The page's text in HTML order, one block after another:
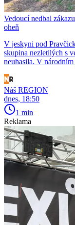
Vedoucí nedbal
oheň
V jeskyni pod
skupina nezletilých s
neuhasila. V
Náš REGION
dnes, 18:50
1 min
Reklama